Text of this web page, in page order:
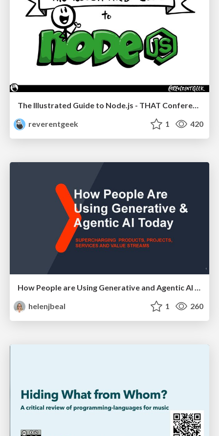
reverentgeek
1 420
How People are Using Generative and Agentic AI to Supercharge Their Products, Projects, Services and Value Streams Today
helenjbeal
1 260